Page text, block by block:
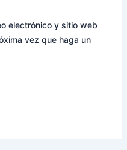
electrónico y sitio web
vez que haga un